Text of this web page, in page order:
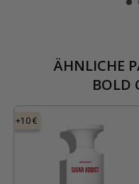
ÄHNLICHE
BOLD
+10 €